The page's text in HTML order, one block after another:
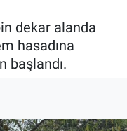
dekar alanda
hasadına
başlandı.